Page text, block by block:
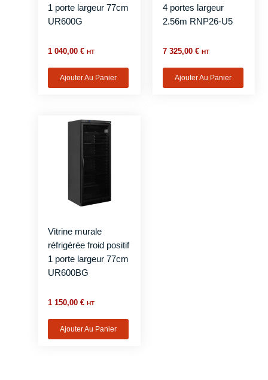
1 porte largeur 77cm
UR600G
1 040,00€ HT
Ajouter Au Panier
4 portes largeur
2.56m RNP26-U5
7 325,00 € HT
Ajouter Au Panier
Vitrine murale
réfrigérée froid positif
1 porte largeur 77cm
UR600BG
1 150,00€ HT
Ajouter Au Panier